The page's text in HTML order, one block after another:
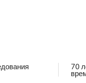
70